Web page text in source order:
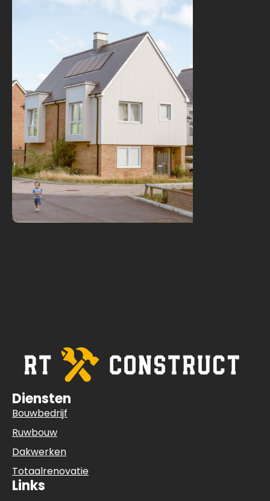
Diensten
Bouwbedrijf
Ruwbouw
Dakwerken
Totaalrenovatie
Links